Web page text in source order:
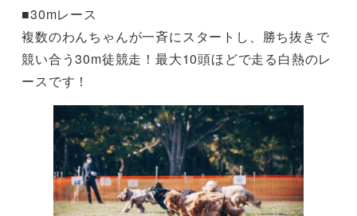
■30mレース
複数のわんちゃんが一斉にスタートし、勝ち抜きで
競い合う30m徒競走！最大10頭ほどで走る白熱のレ
ースです！